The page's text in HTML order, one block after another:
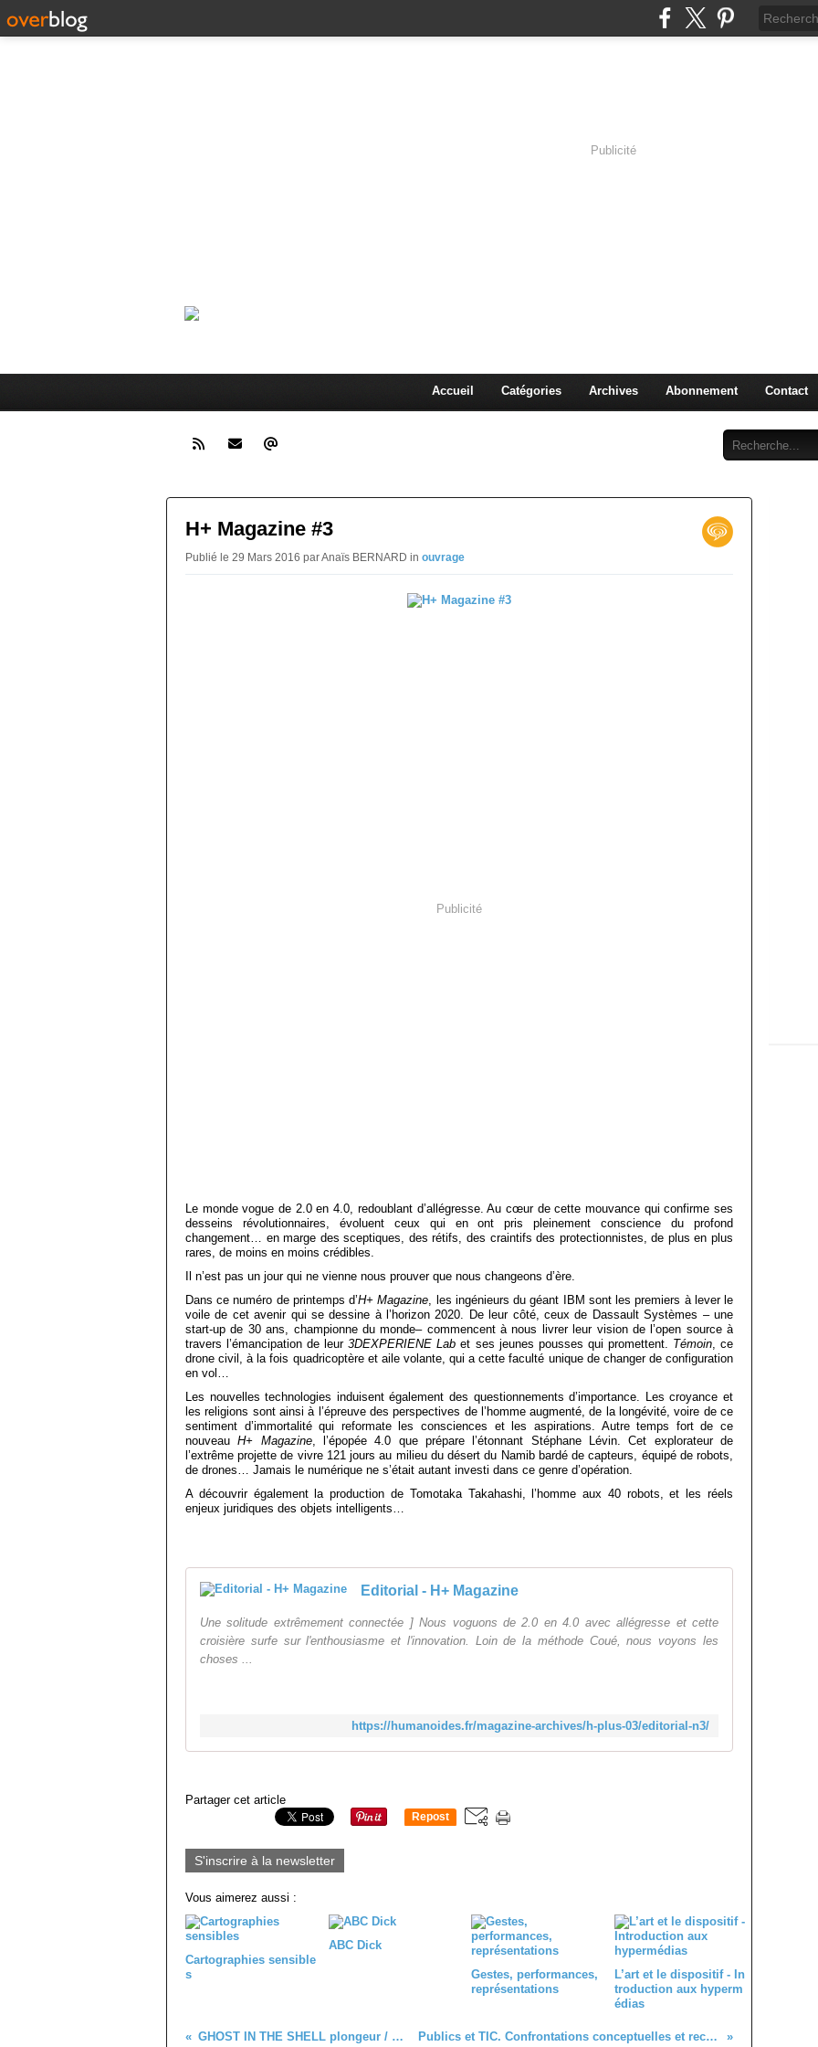
Publicité
Accueil Catégories Archives Abonnement Contact
H+ Magazine #3
Publié le 29 Mars 2016 par Anaïs BERNARD in ouvrage
Publicité
Le monde vogue de 2.0 en 4.0, redoublant d’allégresse. Au cœur de cette mouvance qui confirme ses
desseins révolutionnaires, évoluent ceux qui en ont pris pleinement conscience du profond
changement… en marge des sceptiques, des rétifs, des craintifs des protectionnistes, de plus en plus
rares, de moins en moins crédibles.
Il n’est pas un jour qui ne vienne nous prouver que nous changeons d’ère.
Dans ce numéro de printemps d’H+ Magazine, les ingénieurs du géant IBM sont les premiers à lever le
voile de cet avenir qui se dessine à l’horizon 2020. De leur côté, ceux de Dassault Systèmes – une
start-up de 30 ans, championne du monde– commencent à nous livrer leur vision de l’open source à
travers l’émancipation de leur3DEXPERIENE Lab et ses jeunes pousses qui promettent. Témoin, ce
drone civil, à la fois quadricoptère et aile volante, qui a cette faculté unique de changer de configuration
en vol…
Les nouvelles technologies induisent également des questionnements d’importance. Les croyance et
les religions sont ainsi à l’épreuve des perspectives de l’homme augmenté, de la longévité, voire de ce
sentiment d’immortalité qui reformate les consciences et les aspirations. Autre temps fort de ce
nouveauH+ Magazine, l’épopée 4.0 que prépare l’étonnant Stéphane Lévin. Cet explorateur de
l’extrême projette de vivre 121 jours au milieu du désert du Namib bardé de capteurs, équipé de robots,
de drones… Jamais le numérique ne s’était autant investi dans ce genre d’opération.
A découvrir également la production de Tomotaka Takahashi, l’homme aux 40 robots, et les réels
enjeux juridiques des objets intelligents…
Editorial - H+ Magazine
Une solitude extrêmement connectée ] Nous voguons de 2.0 en 4.0 avec allégresse et cette
croisière surfe sur l'enthousiasme et l'innovation. Loin de la méthode Coué, nous voyons les
choses ...
https://humanoides.fr/magazine-archives/h-plus-03/editorial-n3/
Partager cet article
Repost
S'inscrire à la newsletter
Vous aimerez aussi :
Cartographies sensible
s
ABC Dick
Gestes, performances,
représentations
L’art et le dispositif - In
troduction aux hyperm
édias
GHOST IN THE SHELL plongeur / réalité virtuelle Publics et TIC. Confrontations conceptuelles et recherches empiriques